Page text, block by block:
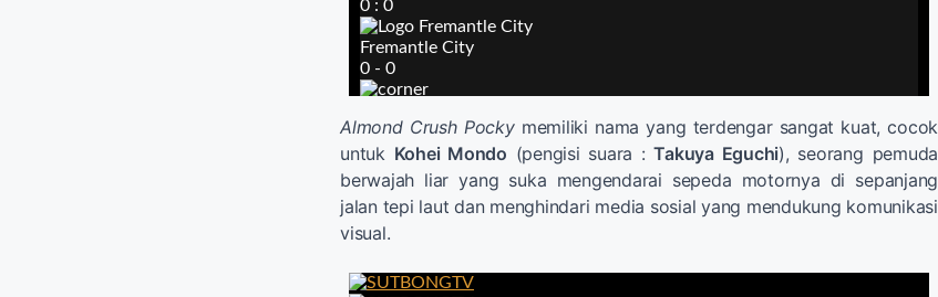
Almond Crush Pockymemiliki nama yang terdengar sangat kuat, cocok
untuk Kohei Mondo (pengisi suara :Takuya Eguchi), seorang pemuda
berwajah liar yang suka mengendarai sepeda motornya di sepanjang
jalan tepi laut dan menghindari media sosial yang mendukung komunikasi
visual.